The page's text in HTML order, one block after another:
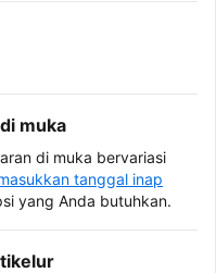
muka
di muka bervariasi
tanggal inap
yang Anda butuhkan.